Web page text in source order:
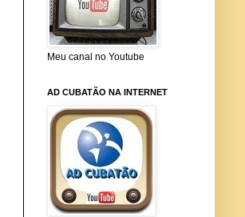
Meu canal no Youtube
AD CUBATÃO NA INTERNET